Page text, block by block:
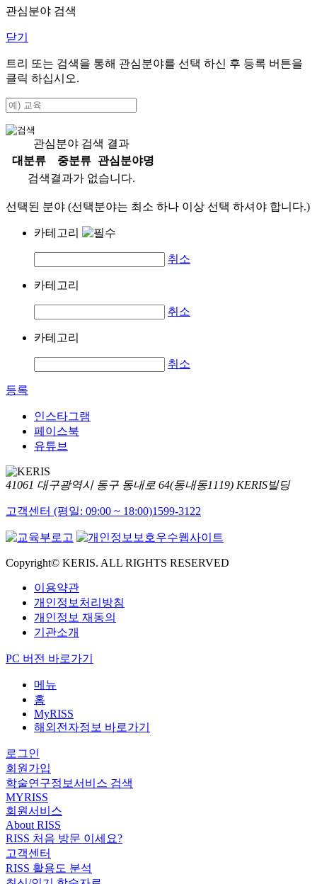
관심분야 검색
닫기
트리 또는 검색을 통해 관심분야를 선택 하신 후 등록 버튼을
클릭 하십시오.
관심분야 검색 결과
대분류
중분류
관심분야명
검색결과가 없습니다.
선택된 분야 (선택분야는 최소 하나 이상 선택 하셔야 합니다.)
카테고리
취소
카테고리
취소
카테고리
취소
등록
인스타그램
페이스북
유튜브
41061 대구광역시 동구 동내로 64(동내동1119) KERIS빌딩
고객센터 (평일: 09:00 ~ 18:00)1599-3122
Copyright© KERIS. ALL RIGHTS RESERVED
이용약관
개인정보처리방침
개인정보 재동의
기관소개
PC 버전 바로가기
메뉴
홈
MyRISS
해외전자정보 바로가기
로그인
회원가입
학술연구정보서비스 검색
MYRISS
회원서비스
About RISS
RISS 처음 방문 이세요?
고객센터
RISS 활용도 분석